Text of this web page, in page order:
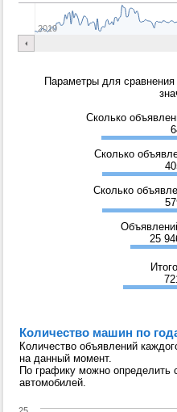
2010
Параметры для
Сколько
Сколько
Сколько
25
Количество машин по
Количество объявлений
на данный момент.
По графику можно определить
автомобилей.